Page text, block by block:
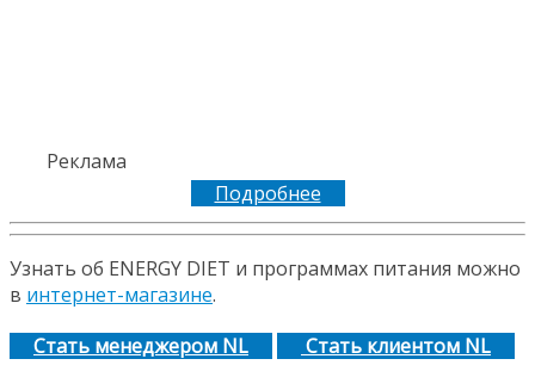
Реклама
Подробнее
Узнать об ENERGY DIET и программах питания можно
в интернет-магазине.
Стать менеджером NL
Стать клиентом NL